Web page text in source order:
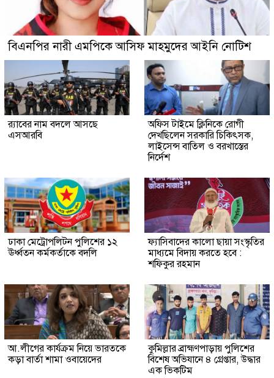
বিএনপির নারী এমপিকে আসিফ মাহমুদের আইনি নোটিশ
র‍্যাবের নাম বদলে আসছে
এসআরবি
অফিস টাইমে ক্লিনিকে রোগী
দেখছিলেন সরকারি চিকিৎসক,
লাইসেন্স বাতিল ও বরখাস্তের
নির্দেশ
ঢাকা মেট্রোপলিটন পুলিশের ১২
ঊর্ধ্বতন কর্মকর্তাকে বদলি
ফ্যাসিবাদের কালো ছায়া সংস্কৃতির
মাধ্যমে বিদায় করতে হবে :
শফিকুর রহমান
আ.লীগের কার্যক্রম নিয়ে ভারতকে
কড়া বার্তা শামা ওবায়েদের
কুমিল্লার ব্রাহ্মণপাড়ায় পুলিশের
বিশেষ অভিযানে ৪ গ্রেপ্তার, উদ্ধার
এক ভিকটিম